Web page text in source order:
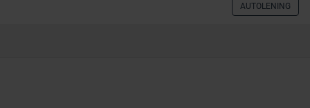
AUTOLENING